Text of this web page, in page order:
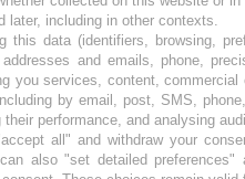
later, including in other contexts.
this data (identifiers, browsing,
addresses and emails, phone,
you services, content,
by email, post, SMS,
their performance, and analysing
all" and withdraw your
also "set detailed